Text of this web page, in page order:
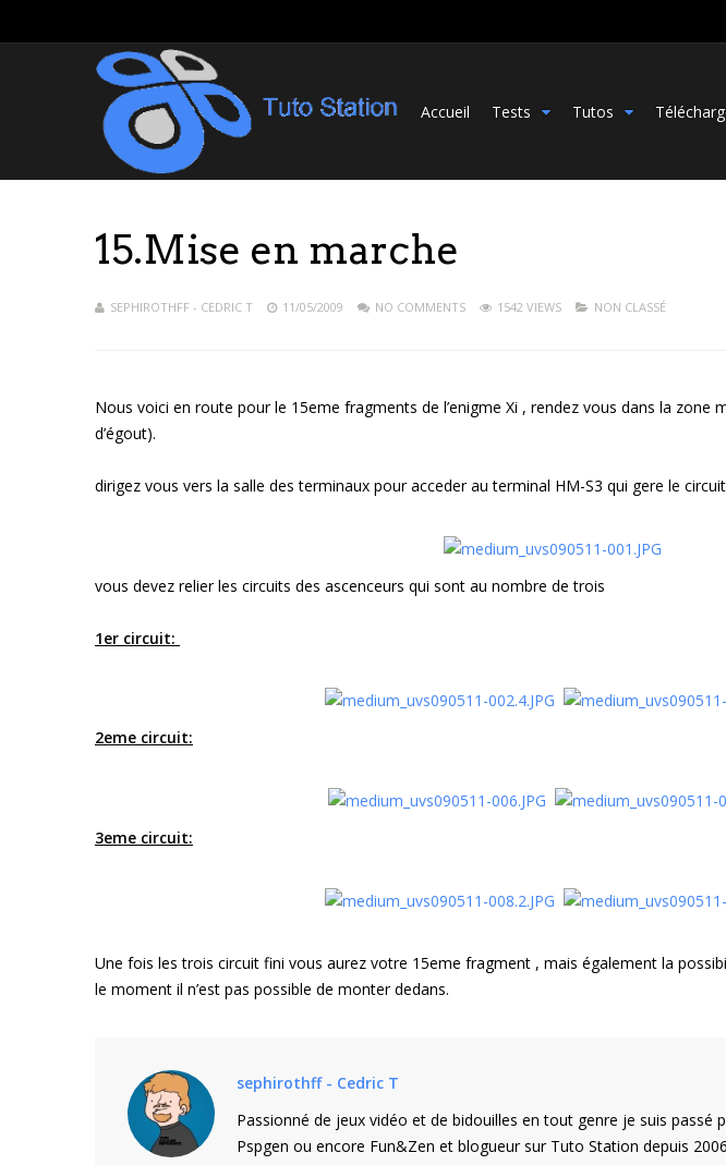
Accueil Tests Tutos
15.Mise en marche
SEPHIROTHFF - CEDRIC T 11/05/2009 NO COMMENTS 1542 VIEWS NON CLASSÉ
Nous voici en route pour le 15eme fragments de l’enigme Xi , rendez vous dans la zone
d’égout).
dirigez vous vers la salle des terminaux pour acceder au terminal HM-S3 qui gere le
vous devez relier les circuits des ascenceurs qui sont au nombre de trois
1er circuit:
2eme circuit:
3eme circuit:
Une fois les trois circuit fini vous aurez votre 15eme fragment , mais également la
le moment il n’est pas possible de monter dedans.
sephirothff - Cedric T
Passionné de jeux vidéo et de bidouilles en tout genre je suis passé
Pspgen ou encore Fun&Zen et blogueur sur Tuto Station depuis